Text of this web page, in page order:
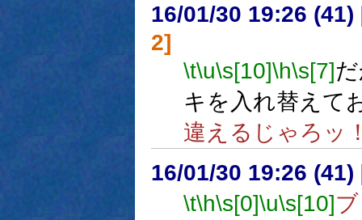
16/01/30 19:26 (41)
2]
\t\u\s[10]\h\s[7]
キを入れ替えて
違えるじゃろッ
16/01/30 19:26 (41)
\t\h\s[0]\u\s[10]